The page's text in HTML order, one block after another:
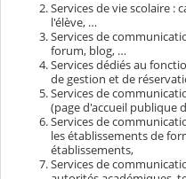
Services de vie scolaire :
l'élève, …
Services de
forum, blog, …
Services dédiés au
de gestion et de
Services de
(page d'accueil publique
Services de
les établissements de
établissements,
Services de